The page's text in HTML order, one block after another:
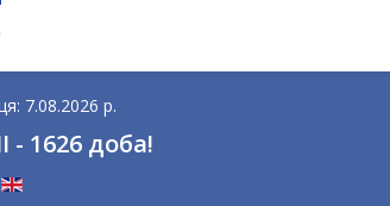
7.08.2026 р.
- 1626 доба!